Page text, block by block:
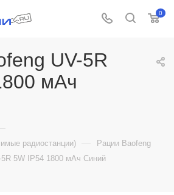
0
UV-5R
мАч
радиостанции) — Рации Baofeng
5R 5W IP54 1800 мАч Синий